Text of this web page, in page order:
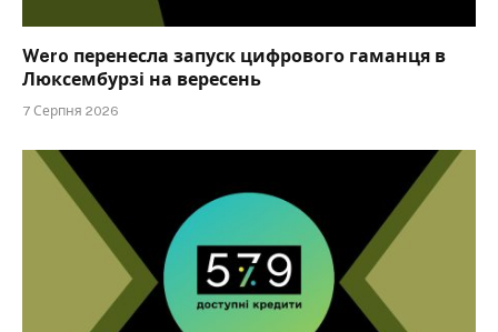
Wero перенесла запуск цифрового гаманця в
Люксембурзі на вересень
7 Серпня 2026